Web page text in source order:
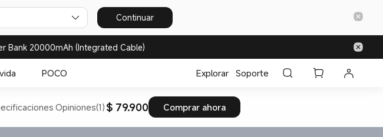
Continuar
Bank 20000mAh (Integrated Cable)
POCO Explorar Soporte
Opiniones(1)$ 79.900 Comprar ahora